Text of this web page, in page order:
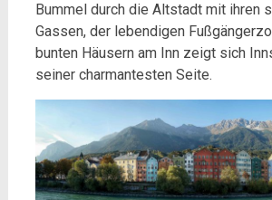
Bummel durch die Altstadt mit ihren
Gassen, der lebendigen
bunten Häusern am Inn zeigt sich
seiner charmantesten Seite.